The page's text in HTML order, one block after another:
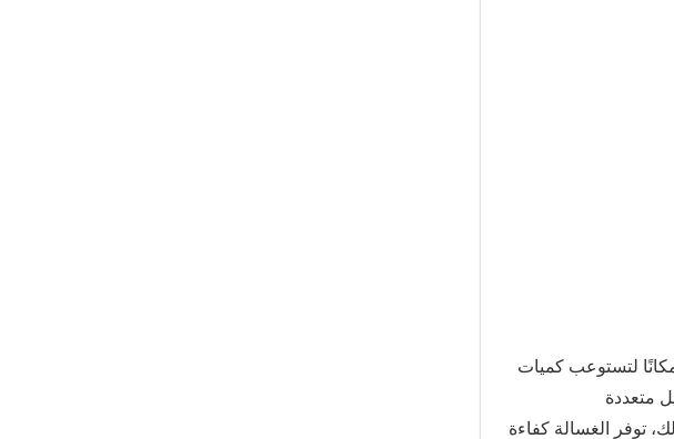
غسالة صحون توشيبا بتصميمها الفضي الأنيق الذي يتناسب مع أي مطبخ حديث. تحتوي على 14 مكانًا لتستوعب كميات
أو المناسبات. كما أن لديها 6 برامج غسيل متعددة
توفر الغسالة كفاءة